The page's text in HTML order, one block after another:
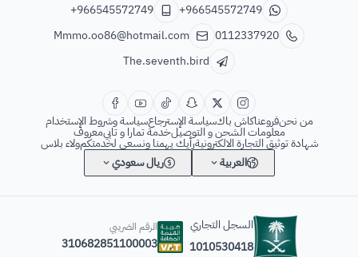
+966545572749
+966545572749
0112337920
Mmmo.oo86@hotmail.com
The.seventh.bird
من نحنفروعناكاش باكسياسة الإسترجاعسياسة وشروط الإستخدام
معلومات الشحن و التوصيلخدمة تمارا و تابيمعروف
شهادة توثيق التجارة الالكترونيةرأيك يهمنا ونسعى لخدمتكمولاء بلاس
العربية
ريال سعودي
السجل التجاري
1010530418
الرقم الضريبي
310682851100003